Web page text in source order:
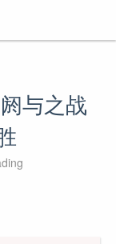
与之战